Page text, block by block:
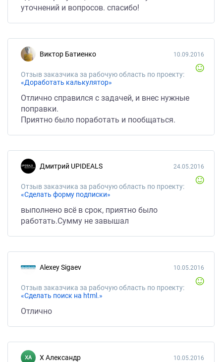
уточнений и вопросов. спасибо!
Виктор Батиенко
Отзыв заказчика за рабочую область по проекту:
«Доработать калькулятор»
10.09.2016
Отлично справился с задачей, и внес нужные
поправки.
Приятно было поработать и пообщаться.
Дмитрий UPIDEALS
Отзыв заказчика за рабочую область по проекту:
«Сделать форму подписки»
24.05.2016
выполнено всё в срок, приятно было
работать.Сумму не завышал
Alexey Sigaev
Отзыв заказчика за рабочую область по проекту:
«Сделать поиск на html.»
10.05.2016
Отлично
X Александр 10.05.2016